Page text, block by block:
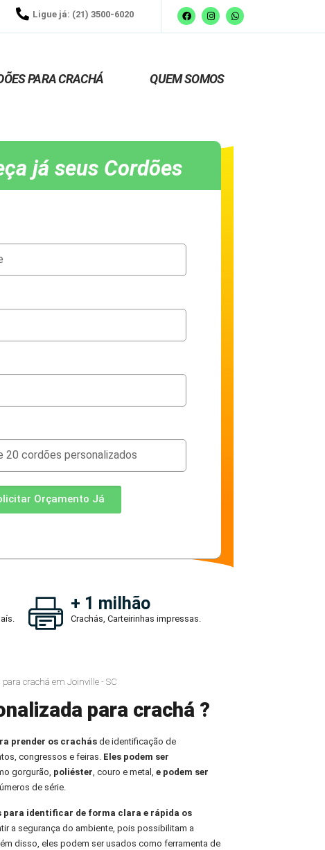
Ligue já: (21) 3500-6020
PARA CRACHÁ QUEM SOMOS
já seus Cordões
Orçamento Já
+ 1 milhão
Crachás, Carteirinhas impressas.
crachá em Joinville - SC
para crachá ?
prender os crachásde identificação de
congressos e feiras. Eles podem ser
gorgurão, poliéster, couro e metal, e podem ser
de série.
para identificar de forma clara e rápida os
a segurança do ambiente, pois possibilitam a
disso, eles podem ser usados como ferramenta de